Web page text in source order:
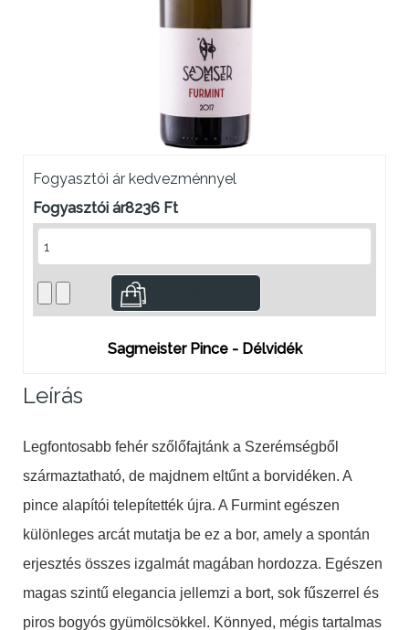
Fogyasztói ár kedvezménnyel
Fogyasztói ár8236 Ft
Sagmeister Pince - Délvidék
Leírás
Legfontosabb fehér szőlőfajtánk a Szerémségből
származtatható, de majdnem eltűnt a borvidéken. A
pince alapítói telepítették újra. A Furmint egészen
különleges arcát mutatja be ez a bor, amely a spontán
erjesztés összes izgalmát magában hordozza. Egészen
magas szintű elegancia jellemzi a bort, sok fűszerrel és
piros bogyós gyümölcsökkel. Könnyed, mégis tartalmas